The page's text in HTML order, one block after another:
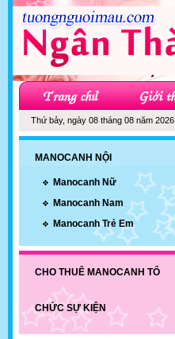
Thứ bảy, ngày 08 tháng 08 năm 2026
MANOCANH NỘI
Manocanh Nữ
Manocanh Nam
Manocanh Trẻ Em
CHO THUÊ MANOCANH TỔ
CHỨC SỰ KIỆN